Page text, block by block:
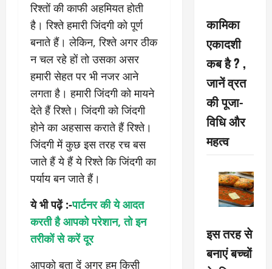
रिश्तों की काफी अहमियत होती
है। रिश्ते हमारी जिंदगी को पूर्ण
बनाते हैं। लेकिन, रिश्ते अगर ठीक
न चल रहे हों तो उसका असर
हमारी सेहत पर भी नजर आने
लगता है। हमारी जिंदगी को मायने
देते हैं रिश्ते। जिंदगी को जिंदगी
होने का अहसास कराते हैं रिश्ते।
जिंदगी में कुछ इस तरह रच बस
जाते हैं ये हैं ये रिश्ते कि जिंदगी का
पर्याय बन जाते हैं।
ये भी पढ़ें :-पार्टनर की ये आदत
करती है आपको परेशान, तो इन
तरीकों से करें दूर
आपको बता दें अगर हम किसी
कामिका
एकादशी
कब है ? ,
जानें व्रत
की पूजा-
विधि और
महत्व
इस तरह से
बनाएं बच्चों